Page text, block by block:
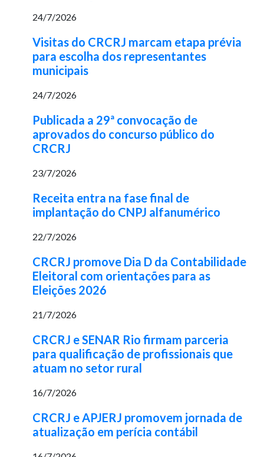
24/7/2026
Visitas do CRCRJ marcam etapa prévia
para escolha dos representantes
municipais
24/7/2026
Publicada a 29ª convocação de
aprovados do concurso público do
CRCRJ
23/7/2026
Receita entra na fase final de
implantação do CNPJ alfanumérico
22/7/2026
CRCRJ promove Dia D da Contabilidade
Eleitoral com orientações para as
Eleições 2026
21/7/2026
CRCRJ e SENAR Rio firmam parceria
para qualificação de profissionais que
atuam no setor rural
16/7/2026
CRCRJ e APJERJ promovem jornada de
atualização em perícia contábil